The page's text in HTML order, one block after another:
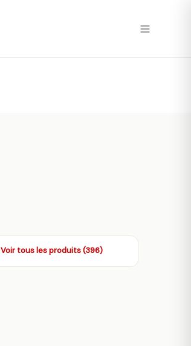
Voir tous les produits (396)